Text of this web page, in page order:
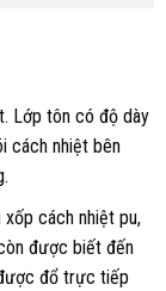
Lớp tôn có độ dày
cách nhiệt bên
cách nhiệt pu,
được biết đến
đổ trực tiếp